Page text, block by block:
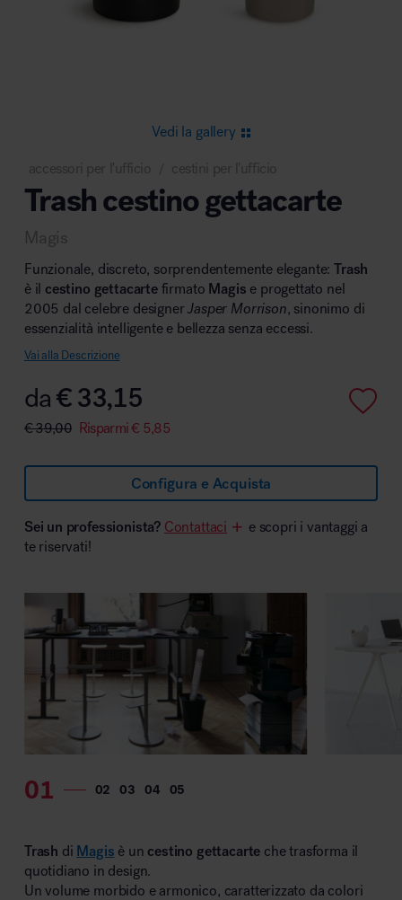
Area lounge e attesa
Area outdoor
Vedi la gallery
accessori per l'ufficio cestini per l'ufficio
Trash cestino gettacarte
Magis
Funzionale, discreto, sorprendentemente elegante:Trash
è il cestino gettacartefirmato Magis e progettato nel
2005 dal celebre designerJasper Morrison, sinonimo di
essenzialità intelligente e bellezza senza eccessi.
Vai alla Descrizione
da€33,15
€39,00 Risparmi€ 5,85
Configura e Acquista
Sei un professionista? Contattaci
e scopri i vantaggi a
te riservati!
Trash di Magis è un cestino gettacarte che trasforma il
quotidiano in design.
Un volume morbido e armonico, caratterizzato da colori